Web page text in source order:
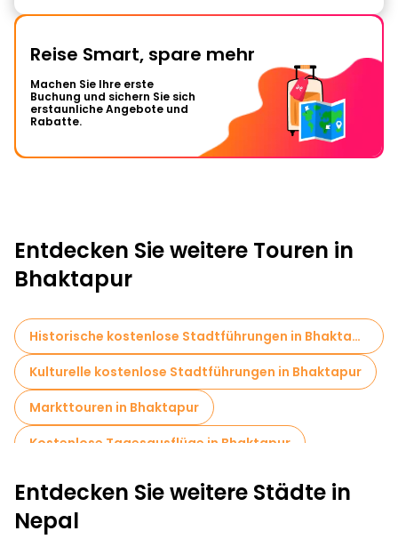
Reise Smart, spare mehr
Machen Sie Ihre erste
Buchung und sichern Sie sich
erstaunliche Angebote und
Rabatte.
Entdecken Sie weitere Touren in
Bhaktapur
Historische kostenlose Stadtführungen in Bhaktapur
Kulturelle kostenlose Stadtführungen in Bhaktapur
Markttouren in Bhaktapur
Kostenlose Tagesausflüge in Bhaktapur
Entdecken Sie weitere Städte in
Nepal